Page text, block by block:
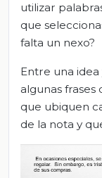
utilizar
que
falta un nexo?
Entre una
algunas
que ubiquen
de la nota y